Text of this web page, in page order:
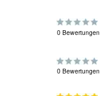
0 Bewertungen
0 Bewertungen